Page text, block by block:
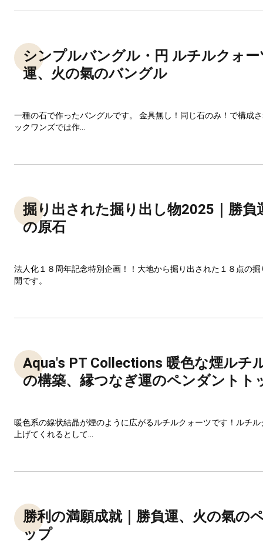
シンプルバングル・円 ルチルクォー
運、火の氣のバングル
一種の石で作ったバングルです。 金具無し！同じ石のみ！で構成
ックワンズでは作...
掘り出された掘り出し物2025｜勝負
の原石
法人化１８周年記念特別企画！！大地から掘り出された１８点の
開です。
Aqua's PT Collections 暖色な煙ルチ
の構築、縁つなぎ運のペンダントト
暖色系の線状結晶が煙のように広がるルチルクォーツです！ルチ
上げてくれるとして...
勝利の満願成就｜勝負運、火の氣の
ップ